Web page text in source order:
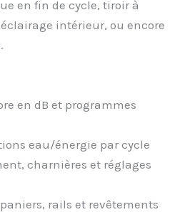
en fin de cycle, tiroir à
intérieur, ou encore
en dB et programmes
eau/énergie par cycle
charnières et réglages
rails et revêtements